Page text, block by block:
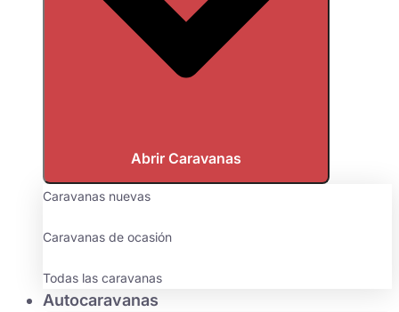
Abrir Caravanas
Caravanas nuevas
Caravanas de ocasión
Todas las caravanas
Autocaravanas